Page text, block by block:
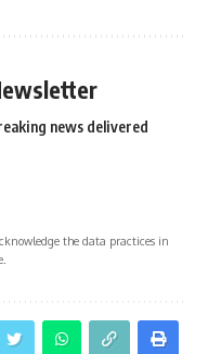
news delivered
the data practices in